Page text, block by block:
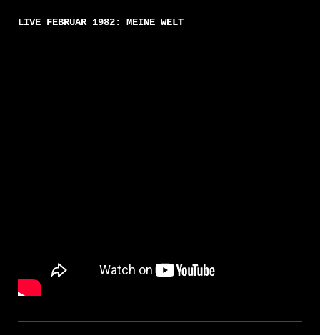
LIVE FEBRUAR 1982: MEINE WELT